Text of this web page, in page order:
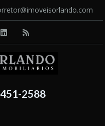
2588